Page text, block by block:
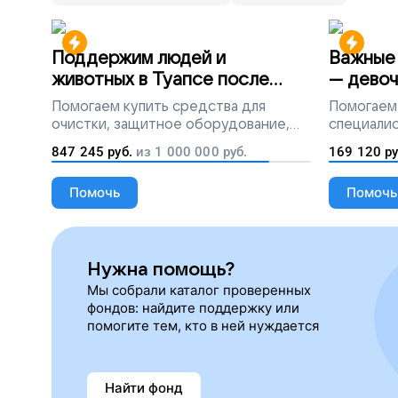
Поддержим людей и
животных в Туапсе после
разлива мазута
Помогаем купить средства для
очистки, защитное оборудование,
лекарства, корм и предметы первой
необходимости
847 245 руб. из 1 000 000 руб.
Помочь
Важные
—
Помогаем
169 120
Помочь
Нужна помощь?
Мы собрали каталог проверенных
фондов: найдите поддержку или
помогите тем, кто в ней нуждается
Найти фонд